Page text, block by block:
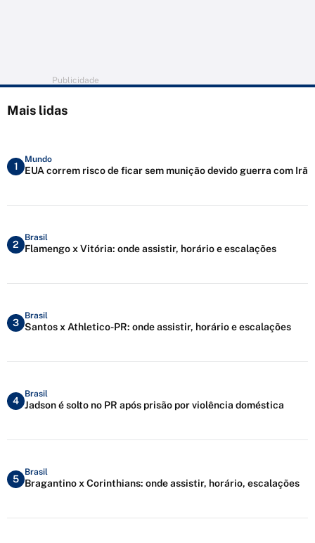
Publicidade
Mais lidas
1
Mundo
EUA correm risco de ficar sem munição devido guerra com Irã
2
Brasil
Flamengo x Vitória: onde assistir, horário e escalações
3
Brasil
Santos x Athletico-PR: onde assistir, horário e escalações
4
Brasil
Jadson é solto no PR após prisão por violência doméstica
5
Brasil
Bragantino x Corinthians: onde assistir, horário, escalações